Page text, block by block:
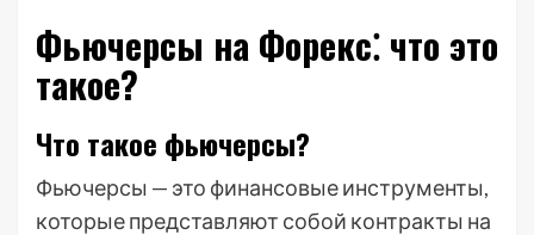
Фьючерсы на Форекс⁚ что это
такое?
Что такое фьючерсы?
Фьючерсы — это финансовые инструменты,
которые представляют собой контракты на